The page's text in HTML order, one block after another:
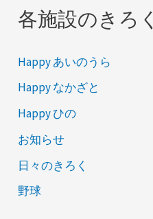
各施設のきろく
Happy あいのうら
Happy なかざと
Happy ひの
お知らせ
日々のきろく
野球